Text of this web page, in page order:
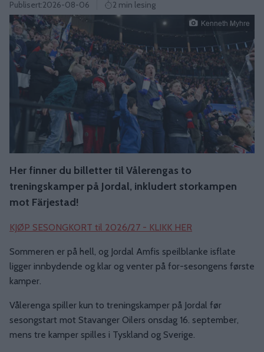
Publisert:2026-08-06 2 min lesing
Kenneth Myhre
Her finner du billetter til Vålerengas to
treningskamper på Jordal, inkludert storkampen
mot Färjestad!
KJØP SESONGKORT til 2026/27 - KLIKK HER
Sommeren er på hell, og Jordal Amfis speilblanke isflate
ligger innbydende og klar og venter på for-sesongens første
kamper.
Vålerenga spiller kun to treningskamper på Jordal før
sesongstart mot Stavanger Oilers onsdag 16. september,
mens tre kamper spilles i Tyskland og Sverige.